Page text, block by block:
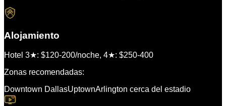
Alojamiento
Hotel 3★: $120-200/noche, 4★: $250-400
Zonas recomendadas:
Downtown DallasUptownArlington cerca del estadio